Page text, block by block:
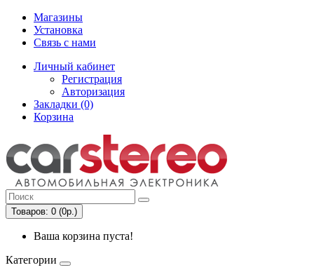
Магазины
Установка
Связь с нами
Личный кабинет
Регистрация
Авторизация
Закладки (0)
Корзина
Товаров: 0 (0р.)
Ваша корзина пуста!
Категории